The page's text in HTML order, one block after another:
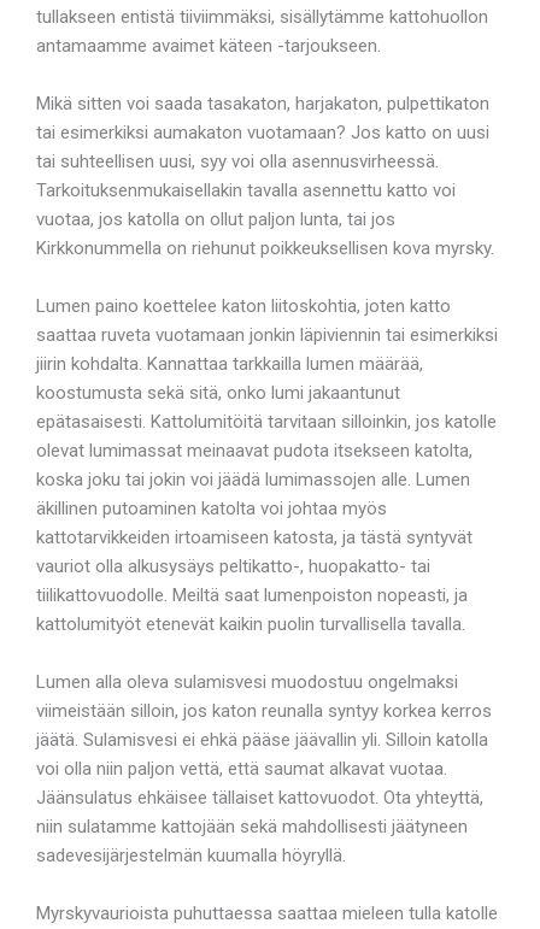
tullakseen entistä tiiviimmäksi, sisällytämme kattohuollon
antamaamme avaimet käteen -tarjoukseen.
Mikä sitten voi saada tasakaton, harjakaton, pulpettikaton
tai esimerkiksi aumakaton vuotamaan? Jos katto on uusi
tai suhteellisen uusi, syy voi olla asennusvirheessä.
Tarkoituksenmukaisellakin tavalla asennettu katto voi
vuotaa, jos katolla on ollut paljon lunta, tai jos
Kirkkonummella on riehunut poikkeuksellisen kova myrsky.
Lumen paino koettelee katon liitoskohtia, joten katto
saattaa ruveta vuotamaan jonkin läpiviennin tai esimerkiksi
jiirin kohdalta. Kannattaa tarkkailla lumen määrää,
koostumusta sekä sitä, onko lumi jakaantunut
epätasaisesti. Kattolumitöitä tarvitaan silloinkin, jos katolle
olevat lumimassat meinaavat pudota itsekseen katolta,
koska joku tai jokin voi jäädä lumimassojen alle. Lumen
äkillinen putoaminen katolta voi johtaa myös
kattotarvikkeiden irtoamiseen katosta, ja tästä syntyvät
vauriot olla alkusysäys peltikatto-, huopakatto- tai
tiilikattovuodolle. Meiltä saat lumenpoiston nopeasti, ja
kattolumityöt etenevät kaikin puolin turvallisella tavalla.
Lumen alla oleva sulamisvesi muodostuu ongelmaksi
viimeistään silloin, jos katon reunalla syntyy korkea kerros
jäätä. Sulamisvesi ei ehkä pääse jäävallin yli. Silloin katolla
voi olla niin paljon vettä, että saumat alkavat vuotaa.
Jäänsulatus ehkäisee tällaiset kattovuodot. Ota yhteyttä,
niin sulatamme kattojään sekä mahdollisesti jäätyneen
sadevesijärjestelmän kuumalla höyryllä.
Myrskyvaurioista puhuttaessa saattaa mieleen tulla katolle